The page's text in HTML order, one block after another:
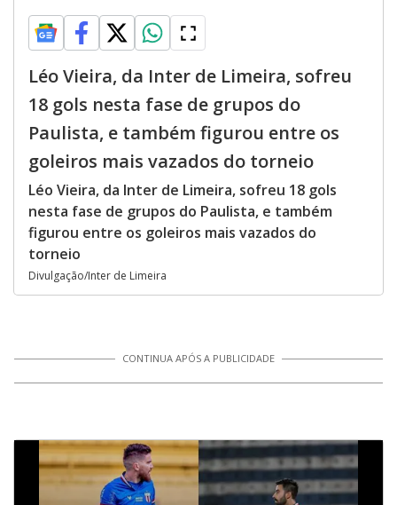
Léo Vieira, da Inter de Limeira, sofreu
18 gols nesta fase de grupos do
Paulista, e também figurou entre os
goleiros mais vazados do torneio
Léo Vieira, da Inter de Limeira, sofreu 18 gols
nesta fase de grupos do Paulista, e também
figurou entre os goleiros mais vazados do
torneio
Divulgação/Inter de Limeira
CONTINUA APÓS A PUBLICIDADE